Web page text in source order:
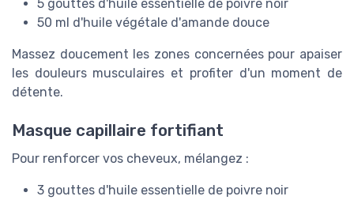
5 gouttes d'huile essentielle de poivre noir
50 ml d'huile végétale d'amande douce
Massez doucement les zones concernées pour apaiser
les douleurs musculaires et profiter d'un moment de
détente.
Masque capillaire fortifiant
Pour renforcer vos cheveux, mélangez :
3 gouttes d'huile essentielle de poivre noir